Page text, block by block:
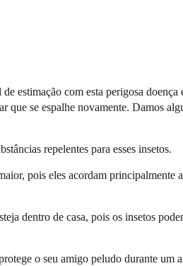
estimação com esta perigosa doença
que se espalhe novamente. Damos
repelentes para esses insetos.
pois eles acordam principalmente
dentro de casa, pois os insetos
o seu amigo peludo durante um